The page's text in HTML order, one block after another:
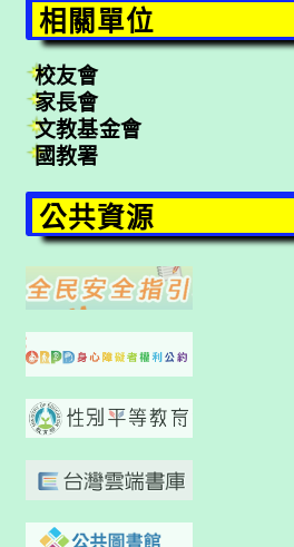
相關單位
校友會
家長會
文教基金會
國教署
公共資源